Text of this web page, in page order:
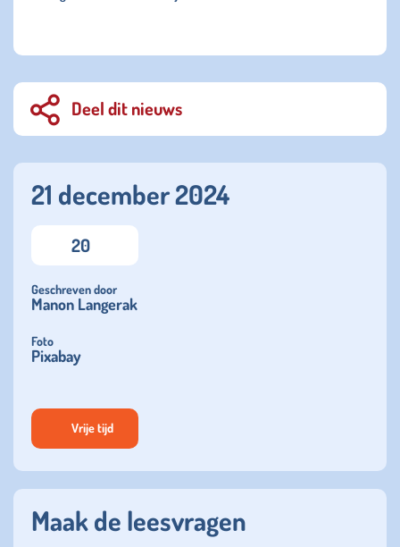
Deel dit nieuws
21 december 2024
20
Geschreven door
Manon Langerak
Foto
Pixabay
Vrije tijd
Maak de leesvragen